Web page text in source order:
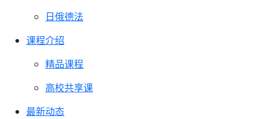
日俄德法
课程介绍
精品课程
高校共享课
最新动态